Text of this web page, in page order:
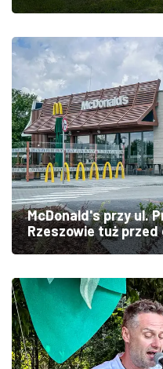
McDonald's przy ul.
Rzeszowie tuż